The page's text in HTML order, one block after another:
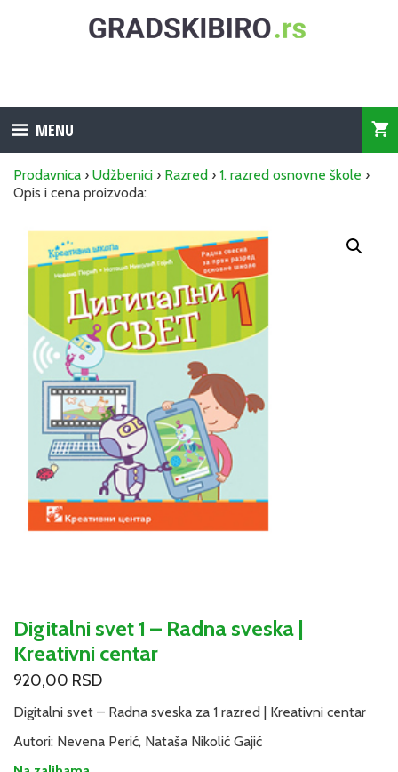
MENU
Prodavnica › Udžbenici › Razred › 1. razred osnovne škole ›
Opis i cena proizvoda:
Digitalni svet 1 – Radna sveska |
Kreativni centar
920,00 RSD
Digitalni svet – Radna sveska za 1 razred | Kreativni centar
Autori: Nevena Perić, Nataša Nikolić Gajić